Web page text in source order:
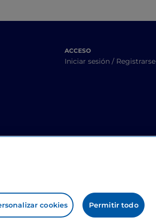
ACCESO
Iniciar sesión / Registrarse
cookies Permitir todo